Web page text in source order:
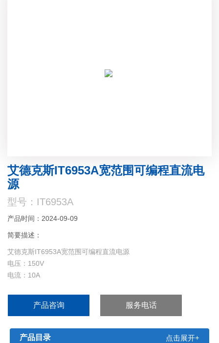
艾德克斯IT6953A宽范围可编程直流电
源
型号：IT6953A
产品时间：2024-09-09
简要描述：
艾德克斯IT6953A宽范围可编程直流电源
电压：150V
电流：10A
产品咨询 服务电话
产品目录 点击展开+